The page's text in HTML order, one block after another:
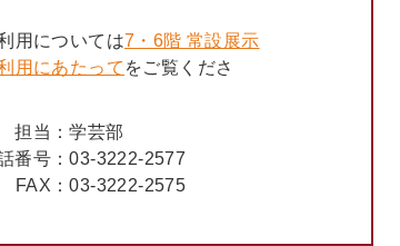
用については7・6階 常設展示
用にあたって をご覧くださ
担当：学芸部
番号：03-3222-2577
FAX：03-3222-2575